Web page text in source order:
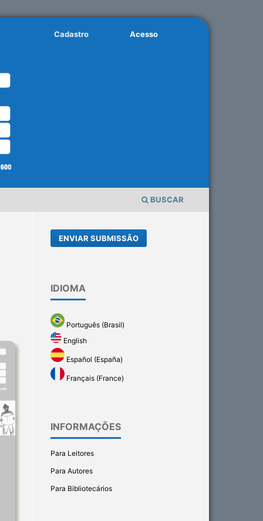
BUSCAR
Cadastro Acesso
ENVIAR SUBMISSÃO
IDIOMA
Português (Brasil)
English
Español (España)
Français (France)
INFORMAÇÕES
Para Leitores
Para Autores
Para Bibliotecários